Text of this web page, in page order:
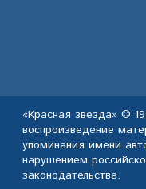
«Красная звезда» ©
воспроизведение
упоминания имени
нарушением
законодательства.